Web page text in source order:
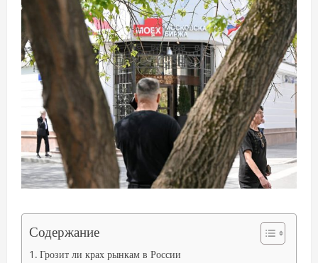
Содержание
Грозит ли крах рынкам в России